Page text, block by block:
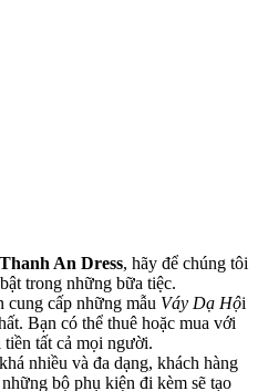
Thanh An Dress, hãy để chúng tôi
trong những bữa tiệc.
cung cấp những mẫu Váy Dạ Hội
Bạn có thể thuê hoặc mua với
tất cả mọi người.
nhiều và đa dạng, khách hàng
bộ phụ kiện đi kèm sẽ tạo